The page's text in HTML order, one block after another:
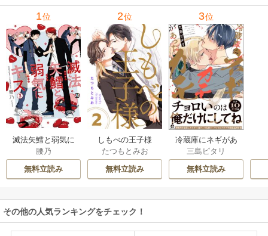
1位
滅法矢鱈と弱気に
キス【コミックス
版】
腰乃
無料立読み
2位
しもべの王子様
【描き下ろしおま
け付き特装版】
たつもとみお
無料立読み
3位
冷蔵庫にネギがあ
ったカモ
三島ピタリ
無料立読み
その他の人気ランキングをチェック！